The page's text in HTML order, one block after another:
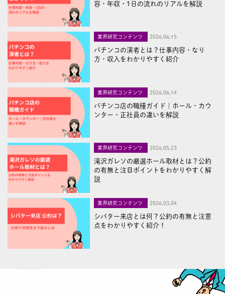
容・年収・1日の流れのリアルを解説
業界研究コンテンツ 2026,06,15
パチンコの演者とは？仕事内容・なり
方・収入をわかりやすく紹介
業界研究コンテンツ 2026,06,14
パチンコ店の職種ガイド｜ホール・カウ
ンター・正社員の違いを解説
業界研究コンテンツ 2026,05,23
滝沢ガレソの厳選ホール取材とは？公約
の有無と注目ポイントをわかりやすく解
説
業界研究コンテンツ 2026,03,04
シバター来店とは何？公約の有無と注意
点をわかりやすく紹介！